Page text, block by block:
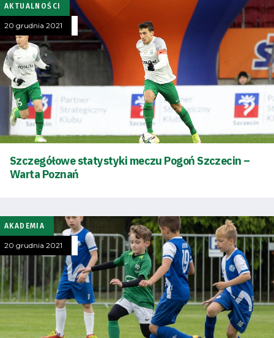
Tryb
oszczędności
energii
AKTUALNOŚCI
20 grudnia 2021
Szczegółowe statystyki meczu Pogoń Szczecin –
Warta Poznań
AKADEMIA
20 grudnia 2021